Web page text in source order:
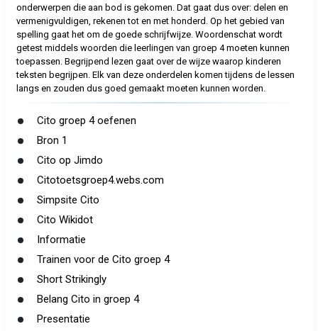
onderwerpen die aan bod is gekomen. Dat gaat dus over: delen en
vermenigvuldigen, rekenen tot en met honderd. Op het gebied van
spelling gaat het om de goede schrijfwijze. Woordenschat wordt
getest middels woorden die leerlingen van groep 4 moeten kunnen
toepassen. Begrijpend lezen gaat over de wijze waarop kinderen
teksten begrijpen. Elk van deze onderdelen komen tijdens de lessen
langs en zouden dus goed gemaakt moeten kunnen worden.
Cito groep 4 oefenen
Bron 1
Cito op Jimdo
Citotoetsgroep4.webs.com
Simpsite Cito
Cito Wikidot
Informatie
Trainen voor de Cito groep 4
Short Strikingly
Belang Cito in groep 4
Presentatie